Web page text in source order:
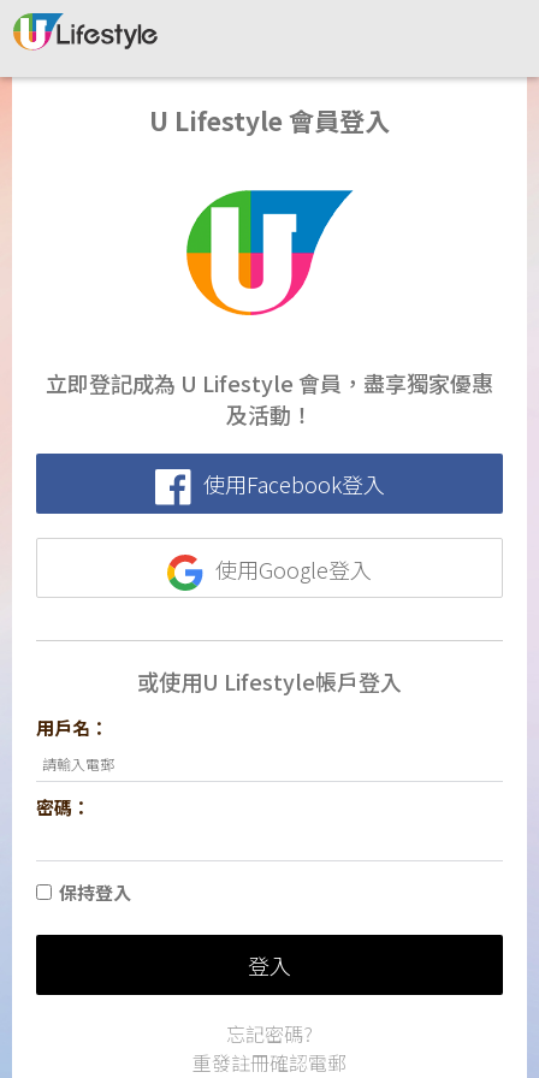
U Lifestyle 會員登入
立即登記成為 U Lifestyle 會員，盡享獨家優惠
及活動！
使用Facebook登入
使用Google登入
或使用U Lifestyle帳戶登入
用戶名：
密碼：
保持登入
登入
忘記密碼?
重發註冊確認電郵